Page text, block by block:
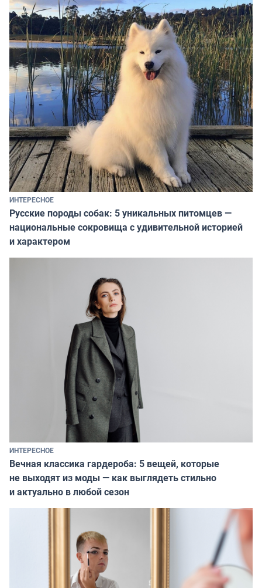
ИНТЕРЕСНОЕ
Русские породы собак: 5 уникальных питомцев —
национальные сокровища с удивительной историей
и характером
ИНТЕРЕСНОЕ
Вечная классика гардероба: 5 вещей, которые
не выходят из моды — как выглядеть стильно
и актуально в любой сезон